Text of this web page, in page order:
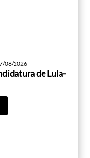
08/2026
de Lula-